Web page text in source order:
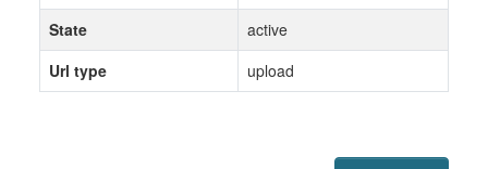
State
active
Url type
upload